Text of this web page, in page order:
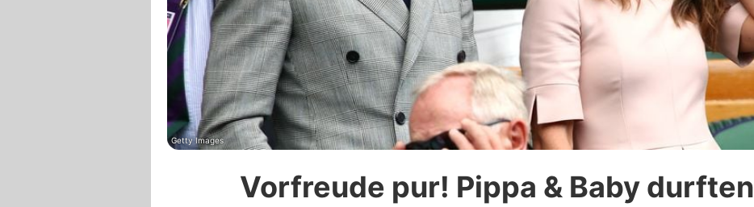
App runterladen
Team
Redaktionelle Richtlinien
Impressum
Datenschutzerklärung
Nutzungsbedingungen
Getty Images
Vorfreude pur! Pippa & Baby durften